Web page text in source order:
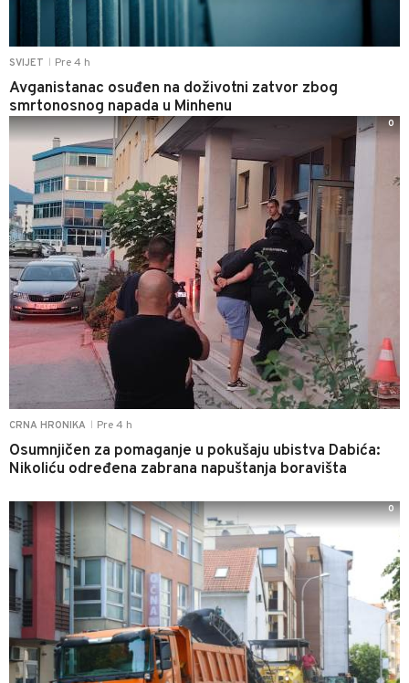
SVIJET Pre 4 h
Avganistanac osuđen na doživotni zatvor zbog
smrtonosnog napada u Minhenu
CRNA HRONIKA Pre 4 h
Osumnjičen za pomaganje u pokušaju ubistva Dabića:
Nikoliću određena zabrana napuštanja boravišta
0
0